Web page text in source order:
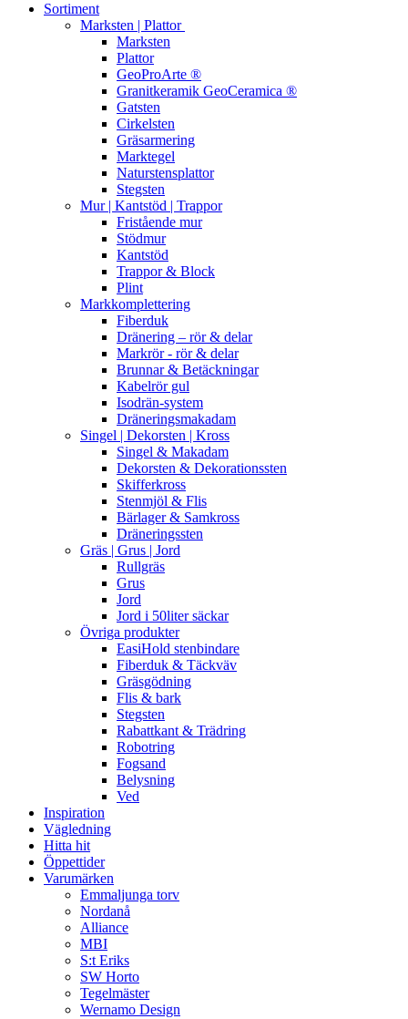
Sortiment
Marksten | Plattor
Marksten
Plattor
GeoProArte ®
Granitkeramik GeoCeramica ®
Gatsten
Cirkelsten
Gräsarmering
Marktegel
Naturstensplattor
Stegsten
Mur | Kantstöd | Trappor
Fristående mur
Stödmur
Kantstöd
Trappor & Block
Plint
Markkomplettering
Fiberduk
Dränering – rör & delar
Markrör - rör & delar
Brunnar & Betäckningar
Kabelrör gul
Isodrän-system
Dräneringsmakadam
Singel | Dekorsten | Kross
Singel & Makadam
Dekorsten & Dekorationssten
Skifferkross
Stenmjöl & Flis
Bärlager & Samkross
Dräneringssten
Gräs | Grus | Jord
Rullgräs
Grus
Jord
Jord i 50liter säckar
Övriga produkter
EasiHold stenbindare
Fiberduk & Täckväv
Gräsgödning
Flis & bark
Stegsten
Rabattkant & Trädring
Robotring
Fogsand
Belysning
Ved
Inspiration
Vägledning
Hitta hit
Öppettider
Varumärken
Emmaljunga torv
Nordanå
Alliance
MBI
S:t Eriks
SW Horto
Tegelmäster
Wernamo Design